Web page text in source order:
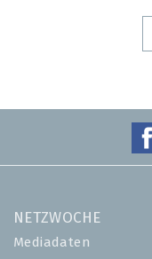
NETZWOCHE
Mediadaten